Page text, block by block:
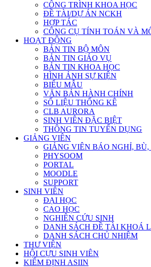
CÔNG TRÌNH KHOA HỌC
ĐỀ TÀI/DỰ ÁN NCKH
HỢP TÁC
CÔNG CỤ TÍNH TOÁN VÀ
HOẠT ĐỘNG
BẢN TIN BỘ MÔN
BẢN TIN GIÁO VỤ
BẢN TIN KHOA HỌC
HÌNH ẢNH SỰ KIỆN
BIỂU MẪU
VĂN BẢN HÀNH CHÍNH
SỐ LIỆU THỐNG KÊ
CLB AURORA
SINH VIÊN ĐẶC BIỆT
THÔNG TIN TUYỂN DỤNG
GIẢNG VIÊN
GIẢNG VIÊN BÁO NGHỈ, BÙ,
PHYSOOM
PORTAL
MOODLE
SUPPORT
SINH VIÊN
ĐẠI HỌC
CAO HỌC
NGHIÊN CỨU SINH
DANH SÁCH ĐỀ TÀI KHOÁ
DANH SÁCH CHỦ NHIỆM
THƯ VIỆN
HỘI CỰU SINH VIÊN
KIỂM ĐỊNH ASIIN